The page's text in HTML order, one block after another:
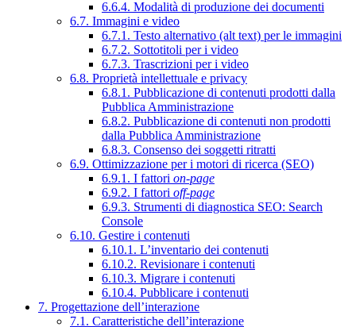
6.6.4. Modalità di produzione dei documenti
6.7. Immagini e video
6.7.1. Testo alternativo (alt text) per le immagini
6.7.2. Sottotitoli per i video
6.7.3. Trascrizioni per i video
6.8. Proprietà intellettuale e privacy
6.8.1. Pubblicazione di contenuti prodotti dalla
Pubblica Amministrazione
6.8.2. Pubblicazione di contenuti non prodotti
dalla Pubblica Amministrazione
6.8.3. Consenso dei soggetti ritratti
6.9. Ottimizzazione per i motori di ricerca (SEO)
6.9.1. I fattori on-page
6.9.2. I fattori off-page
6.9.3. Strumenti di diagnostica SEO: Search
Console
6.10. Gestire i contenuti
6.10.1. L’inventario dei contenuti
6.10.2. Revisionare i contenuti
6.10.3. Migrare i contenuti
6.10.4. Pubblicare i contenuti
7. Progettazione dell’interazione
7.1. Caratteristiche dell’interazione